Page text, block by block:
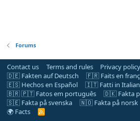
Forums
Contact us Terms and rules Privacy policy
🇩🇪 Fakten auf Deutsch
🇫🇷 Faits en
🇪🇸 Hechos en Español
🇮🇹 Fatti in
🇧🇷 🇵🇹 Fatos em português
🇩🇰 Fakta
🇸🇪 Fakta på svenska
🇳🇴 Fakta på norsk
🌍 Facts
R